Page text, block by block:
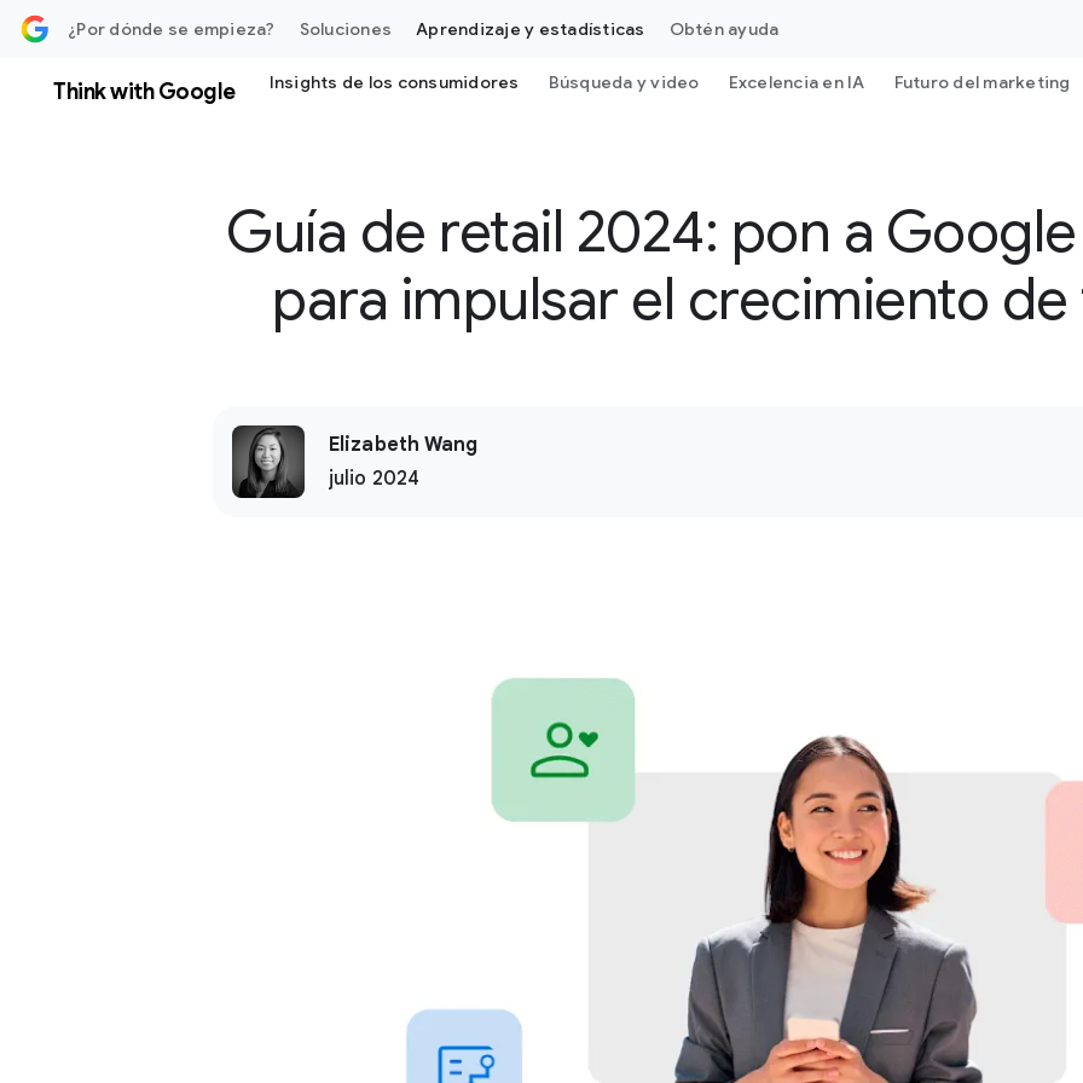
¿Por dónde se empieza? Soluciones Aprendizaje y estadísticas Obtén ayuda
Think with Google Insights de los consumidores Búsqueda y video Excelencia en IA Futuro del marketing
Guía de retail 2024: pon a
para impulsar el crecimiento
Elizabeth Wang
julio 2024